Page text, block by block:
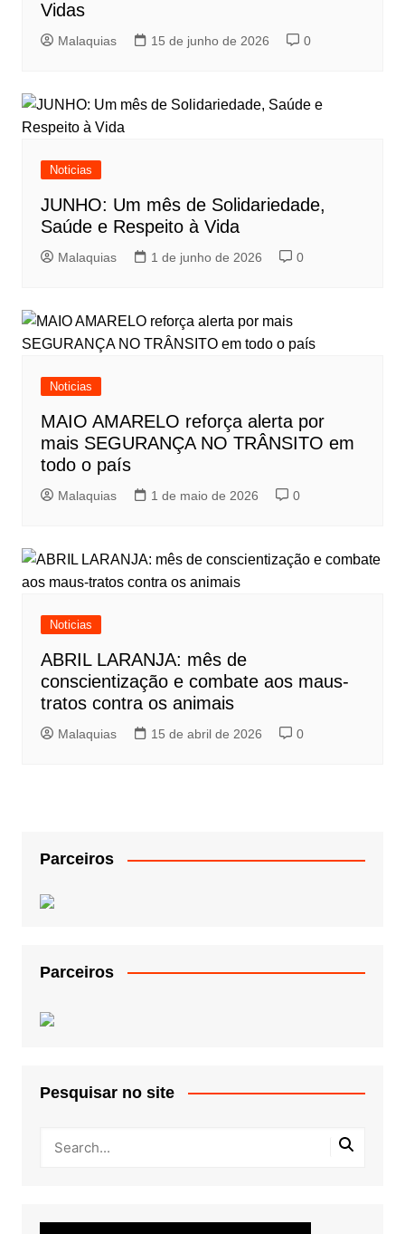
Vidas
Malaquias 15 de junho de 2026 0
Noticias
JUNHO: Um mês de Solidariedade,
Saúde e Respeito à Vida
Malaquias 1 de junho de 2026 0
Noticias
MAIO AMARELO reforça alerta por
mais SEGURANÇA NO TRÂNSITO em
todo o país
Malaquias 1 de maio de 2026 0
Noticias
ABRIL LARANJA: mês de
conscientização e combate aos maus-
tratos contra os animais
Malaquias 15 de abril de 2026 0
Parceiros
Parceiros
Pesquisar no site